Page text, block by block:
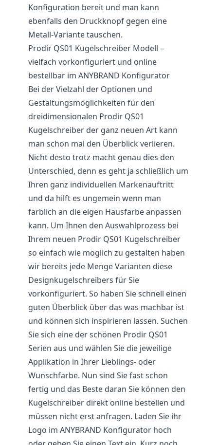
Konfiguration bereit und man kann
ebenfalls den Druckknopf gegen eine
Metall-Variante tauschen.
Prodir QS01 Kugelschreiber Modell –
vielfach vorkonfiguriert und online
bestellbar im ANYBRAND Konfigurator
Bei der Vielzahl der Optionen und
Gestaltungsmöglichkeiten für den
dreidimensionalen Prodir QS01
Kugelschreiber der ganz neuen Art kann
man schon mal den Überblick verlieren.
Nicht desto trotz macht genau dies den
Unterschied, denn es geht ja schließlich um
Ihren ganz individuellen Markenauftritt
und da hilft es ungemein wenn man
farblich an die eigen Hausfarbe anpassen
kann. Um Ihnen den Auswahlprozess bei
Ihrem neuen Prodir QS01 Kugelschreiber
so einfach wie möglich zu gestalten haben
wir bereits jede Menge Varianten diese
Designkugelschreibers für Sie
vorkonfiguriert. So haben Sie schnell einen
guten Überblick über das was machbar ist
und können sich inspirieren lassen. Suchen
Sie sich eine der schönen Prodir QS01
Serien aus und wählen Sie die jeweilige
Applikation in Ihrer Lieblings- oder
Wunschfarbe. Nun sind Sie fast schon
fertig und das Beste daran Sie können den
Kugelschreiber direkt online bestellen und
müssen nicht erst anfragen. Laden Sie ihr
Logo im ANYBRAND Konfigurator hoch